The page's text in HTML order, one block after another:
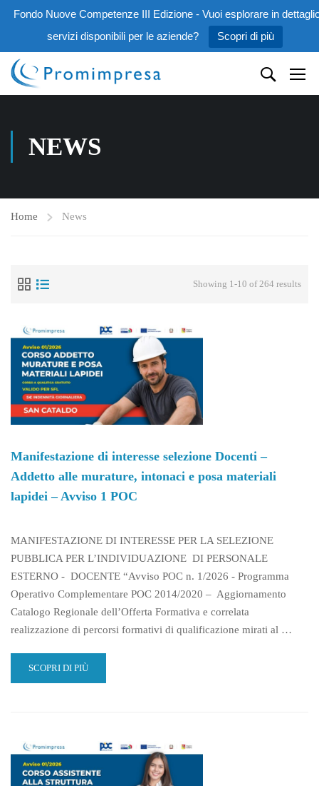
Fondo Nuove Competenze III Edizione - Vuoi esplorare in
servizi disponibili per le aziende?
Scopri di più
NEWS
Home News
Showing 1-10 of 264 results
Manifestazione di interesse selezione Docenti –
Addetto alle murature, intonaci e posa materiali
lapidei – Avviso 1 POC
MANIFESTAZIONE DI INTERESSE PER LA SELEZIONE
PUBBLICA PER L’INDIVIDUAZIONE DI PERSONALE
ESTERNO - DOCENTE “Avviso POC n. 1/2026 - Programma
Operativo Complementare POC 2014/2020 – Aggiornamento
Catalogo Regionale dell’Offerta Formativa e correlata
realizzazione di percorsi formativi di qualificazione mirati al …
READ
MORE
SELEZIONE
DOCENTI
–
SCOPRI DI PIÙ